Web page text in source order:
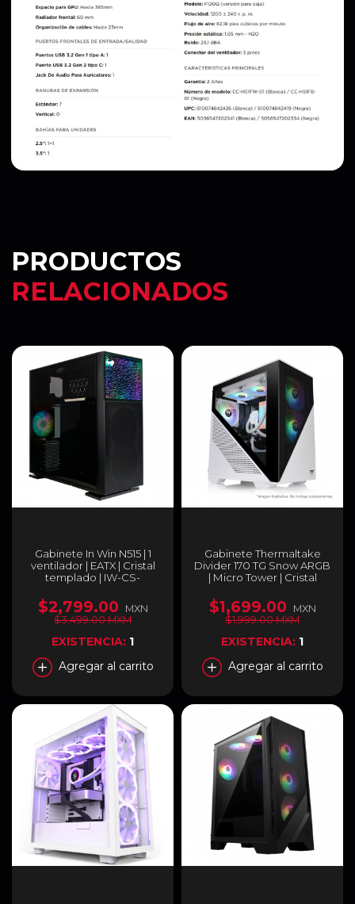
PRODUCTOS
RELACIONADOS
Gabinete In Win N515 | 1
ventilador | EATX | Cristal
templado | IW-CS-
$2,799.00
MXN
$3,499.00 MXM
EXISTENCIA: 1
Agregar al carrito
Gabinete Thermaltake
Divider 170 TG Snow ARGB
| Micro Tower | Cristal
Ventiladores ARGB
120mm Presintalados x 2|
Color Blanco - Negro | CA-
1S4-00S6WN-00
$1,699.00
MXN
$1,999.00 MXM
EXISTENCIA: 1
Agregar al carrito